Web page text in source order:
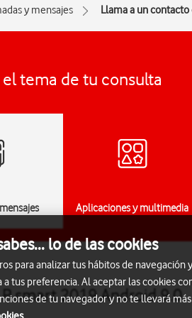
y mensajes Llama a un contacto
el tema de tu consulta
Aplicaciones y multimedia
smart 2019 Android 9.0
lo de las cookies
para analizar tus hábitos de navegación
tus preferencia. Al aceptar las cookies
de tu navegador y no te llevará